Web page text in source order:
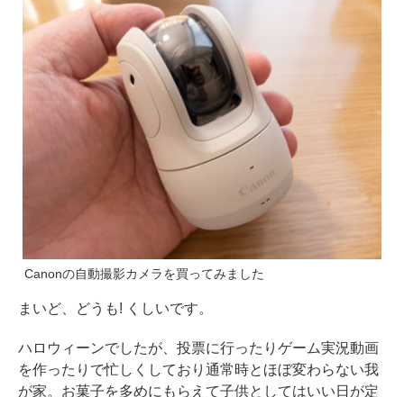
Canonの自動撮影カメラを買ってみました
まいど、どうも! くしいです。
ハロウィーンでしたが、投票に行ったりゲーム実況動画
を作ったりで忙しくしており通常時とほぼ変わらない我
が家。お菓子を多めにもらえて子供としてはいい日が定